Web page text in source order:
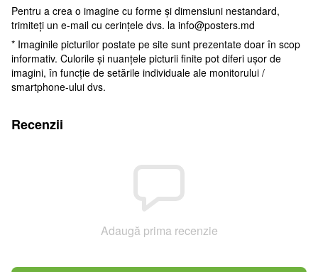
Pentru a crea o imagine cu forme și dimensiuni nestandard,
trimiteți un e-mail cu cerințele dvs. la info@posters.md
* Imaginile picturilor postate pe site sunt prezentate doar în scop
informativ. Culorile și nuanțele picturii finite pot diferi ușor de
imagini, în funcție de setările individuale ale monitorului /
smartphone-ului dvs.
Recenzii
Adaugă prima recenzie